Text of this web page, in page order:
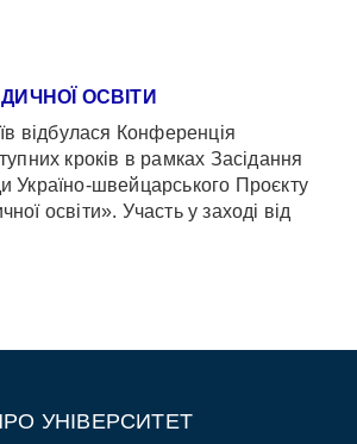
ОСВІТИ
відбулася Конференція
кроків в рамках Засідання
Україно-швейцарського Проєкту
освіти». Участь у заході від
УНІВЕРСИТЕТ